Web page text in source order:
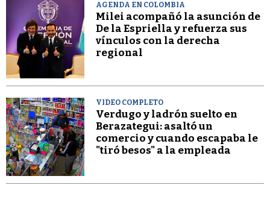
AGENDA EN COLOMBIA
Milei acompañó la asunción de
De la Espriella y refuerza sus
vínculos con la derecha
regional
VIDEO COMPLETO
Verdugo y ladrón suelto en
Berazategui: asaltó un
comercio y cuando escapaba le
"tiró besos" a la empleada